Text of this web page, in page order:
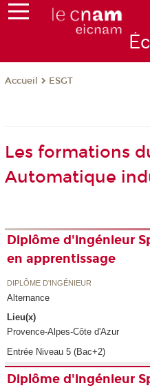
Accueil ESGT
Les formations
Automatique
Diplôme d'ingénieur
en apprentissage
DIPLÔME D'INGÉNIEUR
Alternance
Lieu(x)
Provence-Alpes-Côte d'Azur
Entrée Niveau 5 (Bac+2)
Diplôme d'ingénieur